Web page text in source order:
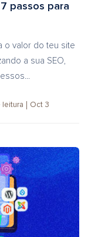
passos para
o valor do teu site
a sua SEO,
leitura Oct 3